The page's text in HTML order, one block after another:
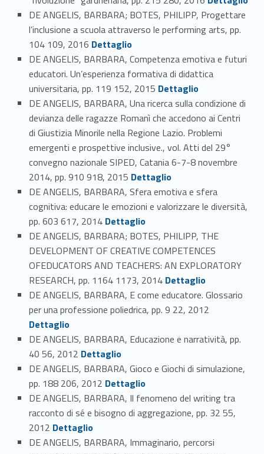
DE ANGELIS, BARBARA; BOTES, PHILIPP, Progettare
l’inclusione a scuola attraverso le performing arts, pp.
104 109, 2016 Link identifier #identifier_person_41574-92
Dettaglio
DE ANGELIS, BARBARA, Competenza emotiva e futuri
educatori. Un’esperienza formativa di didattica
universitaria, pp. 119 152, 2015 Link identifier #identifier_person_24741-93
Dettaglio
DE ANGELIS, BARBARA, Una ricerca sulla condizione di
devianza delle ragazze Romanì che accedono ai Centri
di Giustizia Minorile nella Regione Lazio. Problemi
emergenti e prospettive inclusive., vol. Atti del 29°
convegno nazionale SIPED, Catania 6-7-8 novembre
2014, pp. 910 918, 2015 Link identifier #identifier_person_33499-94
Dettaglio
DE ANGELIS, BARBARA, Sfera emotiva e sfera
cognitiva: educare le emozioni e valorizzare le diversità,
pp. 603 617, 2014 Link identifier #identifier_person_130993-95
Dettaglio
DE ANGELIS, BARBARA; BOTES, PHILIPP, THE
DEVELOPMENT OF CREATIVE COMPETENCES
OFEDUCATORS AND TEACHERS: AN EXPLORATORY
RESEARCH, pp. 1164 1173, 2014 Link identifier #identifier_person_38212-96
Dettaglio
DE ANGELIS, BARBARA, E come educatore. Glossario
per una professione poliedrica, pp. 9 22, 2012
Dettaglio
DE ANGELIS, BARBARA, Educazione e narratività, pp.
40 56, 2012 Link identifier #identifier_person_78162-98
Dettaglio
DE ANGELIS, BARBARA, Gioco e Giochi di simulazione,
pp. 188 206, 2012 Link identifier #identifier_person_171824-99
Dettaglio
DE ANGELIS, BARBARA, Il fenomeno del writing tra
racconto di sé e bisogno di aggregazione, pp. 32 55,
2012 Link identifier #identifier_person_23137-100
Dettaglio
DE ANGELIS, BARBARA, Immaginario, percorsi